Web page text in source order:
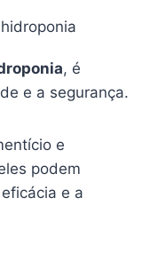
, é
e a segurança.
e
podem
e a